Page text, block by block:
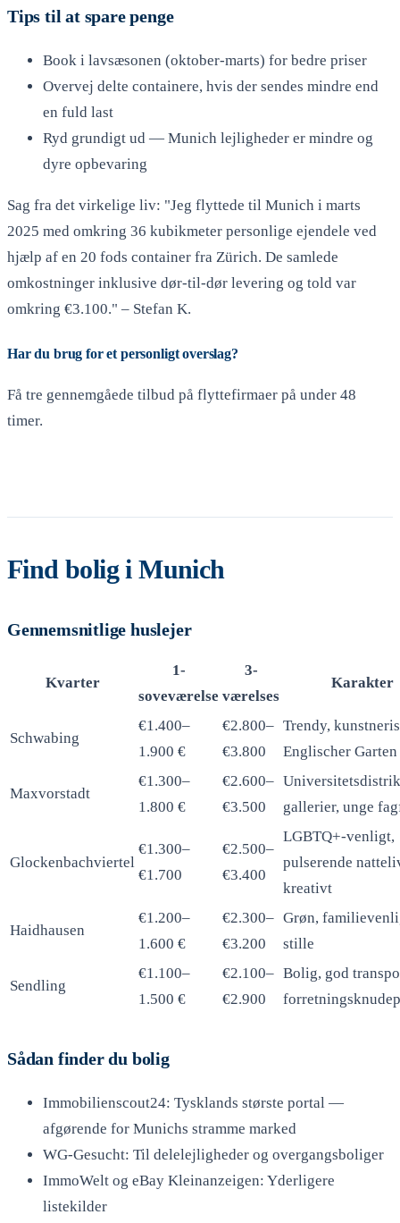
Tips til at spare penge
Book i lavsæsonen (oktober-marts) for bedre priser
Overvej delte containere, hvis der sendes mindre end
en fuld last
Ryd grundigt ud — Munich lejligheder er mindre og
dyre opbevaring
Sag fra det virkelige liv: "Jeg flyttede til Munich i marts
2025 med omkring 36 kubikmeter personlige ejendele ved
hjælp af en 20 fods container fra Zürich. De samlede
omkostninger inklusive dør-til-dør levering og told var
omkring €3.100." – Stefan K.
Har du brug for et personligt overslag?
Få tre gennemgåede tilbud på flyttefirmaer på under 48
timer.
Find bolig i Munich
Gennemsnitlige huslejer
Kvarter
1-
soveværelse
3-
værelses
Karakter
Schwabing
€1.400–
1.900 €
€2.800–
€3.800
Trendy,
Englischer Garten
Maxvorstadt
€1.300–
1.800 €
€2.600–
€3.500
gallerier, unge
Glockenbachviertel
€1.300–
€1.700
€2.500–
€3.400
LGBTQ+-venligt,
pulserende
kreativt
Haidhausen
€1.200–
1.600 €
€2.300–
€3.200
Grøn,
stille
Sendling
€1.100–
1.500 €
€2.100–
€2.900
Bolig, god
Sådan finder du bolig
Immobilienscout24: Tysklands største portal —
afgørende for Munichs stramme marked
WG-Gesucht: Til delelejligheder og overgangsboliger
ImmoWelt og eBay Kleinanzeigen: Yderligere
listekilder